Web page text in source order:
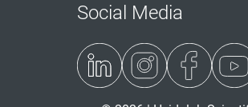
Social Media